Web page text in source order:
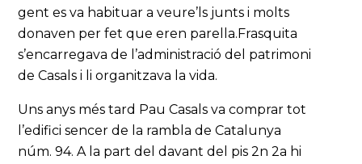
gent es va habituar a veure’ls junts i molts
donaven per fet que eren parella.Frasquita
s’encarregava de l’administració del patrimoni
de Casals i li organitzava la vida.
Uns anys més tard Pau Casals va comprar tot
l’edifici sencer de la rambla de Catalunya
núm. 94. A la part del davant del pis 2n 2a hi